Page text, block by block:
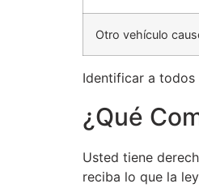
Otro vehículo
Identificar a todos
¿Qué
Usted tiene
reciba lo que la